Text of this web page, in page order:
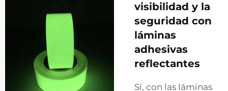
visibilidad y la
seguridad con
láminas
adhesivas
reflectantes
Sí, con las láminas